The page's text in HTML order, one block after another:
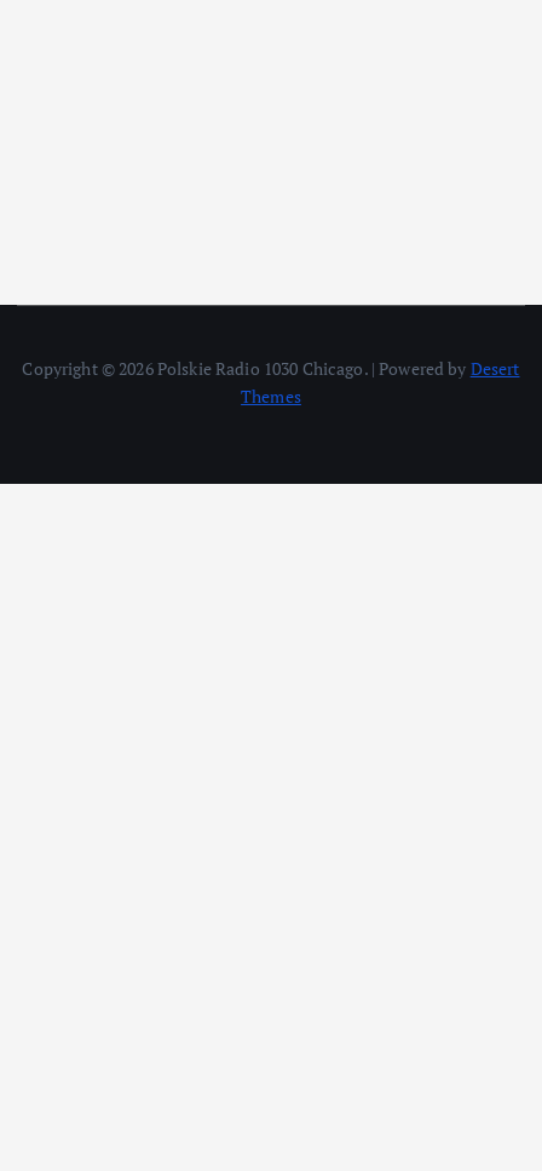
Copyright © 2026 Polskie Radio 1030 Chicago. | Powered by Desert
Themes